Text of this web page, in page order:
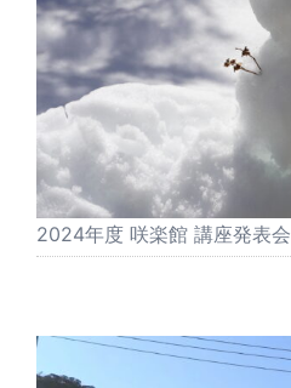
2024年度 咲楽館 講座発表会